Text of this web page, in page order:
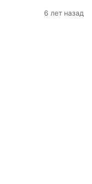
6 лет назад